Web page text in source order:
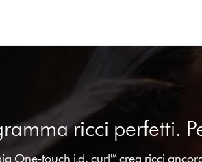
ricci perfetti.
One-touch i.d. curl™ crea ricci